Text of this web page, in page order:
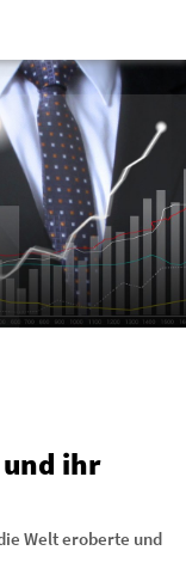
ihr
Welt eroberte und